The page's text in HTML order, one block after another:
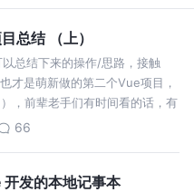
总结 （上）
总结下来的操作/思路，接触
才是萌新做的第二个Vue项目，
，前辈老手们有时间看的话，有
项目首页、项目详情页、城市
66
发的本地记事本